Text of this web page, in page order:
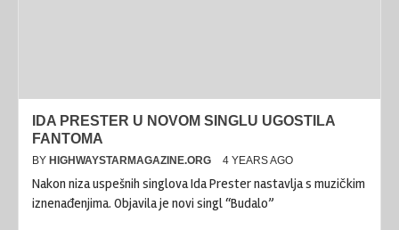
IDA PRESTER U NOVOM SINGLU UGOSTILA
FANTOMA
BY HIGHWAYSTARMAGAZINE.ORG 4 YEARS AGO
Nakon niza uspešnih singlova Ida Prester nastavlja s muzičkim
iznenađenjima. Objavila je novi singl “Budalo”